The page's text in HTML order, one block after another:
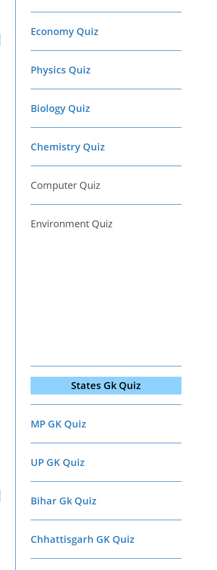
Economy Quiz
Physics Quiz
Biology Quiz
Chemistry Quiz
Computer Quiz
Environment Quiz
States Gk Quiz
MP GK Quiz
UP GK Quiz
Bihar Gk Quiz
Chhattisgarh GK Quiz